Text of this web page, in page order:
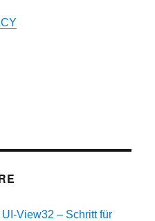
View32 – Schritt für